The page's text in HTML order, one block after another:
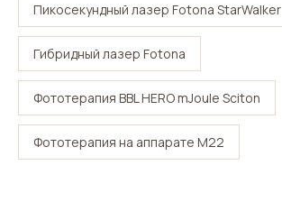
Пикосекундный лазер Fotona StarWalker
Гибридный лазер Fotona
Фототерапия BBL HERO mJoule Sciton
Фототерапия на аппарате M22